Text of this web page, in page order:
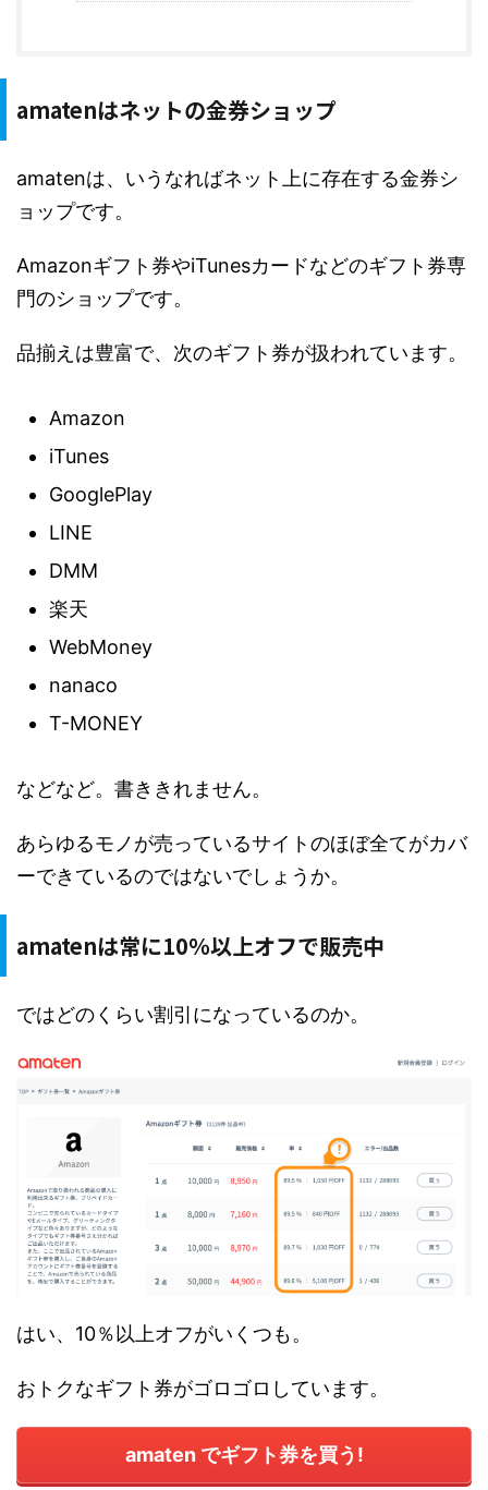
amatenはネットの金券ショップ
amatenは、いうなればネット上に存在する金券シ
ョップです。
Amazonギフト券やiTunesカードなどのギフト券専
門のショップです。
品揃えは豊富で、次のギフト券が扱われています。
Amazon
iTunes
GooglePlay
LINE
DMM
楽天
WebMoney
nanaco
T-MONEY
などなど。書ききれません。
あらゆるモノが売っているサイトのほぼ全てがカバ
ーできているのではないでしょうか。
amatenは常に10％以上オフで販売中
ではどのくらい割引になっているのか。
はい、10％以上オフがいくつも。
おトクなギフト券がゴロゴロしています。
amaten でギフト券を買う!